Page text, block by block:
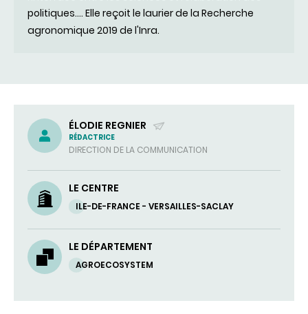
politiques…. Elle reçoit le laurier de la Recherche
agronomique 2019 de l'Inra.
ÉLODIE REGNIER
(ENVOYER
UN
COURRIEL)
RÉDACTRICE
DIRECTION DE LA COMMUNICATION
LE CENTRE
ILE-DE-FRANCE - VERSAILLES-SACLAY
LE DÉPARTEMENT
AGROECOSYSTEM